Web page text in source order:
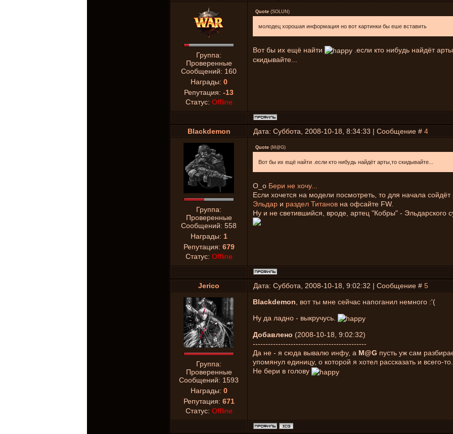
Группа:
Проверенные
Сообщений: 160
Награды: 0
Репутация: -13
Статус: Offline
Quote (SOLUN )
молодец хорошая информация но вот картинки бы еше вставить
Вот бы их ещё найти
.если кто нибудь найдёт
скидывайте...
Blackdemon Дата: Суббота, 2008-10-18, 8:34:33 | Сообщение # 4
Группа:
Проверенные
Сообщений: 558
Награды: 1
Репутация: 679
Статус: Offline
Quote (M@G)
Вот бы их ещё найти .если кто нибудь найдёт арты,то скидывайте...
О_о Бери не хочу...
Если хочется на модели посмотреть, то для начала сойдёт
Эльдар и раздел Титанов на офсайте FW.
Ну и не светившийся, вроде, артец "Кобры" - Эльдарского
Jerico Дата: Суббота, 2008-10-18, 9:02:32 | Сообщение # 5
Группа:
Проверенные
Сообщений: 1593
Награды: 0
Репутация: 671
Статус: Offline
Blackdemon , вот ты мне сейчас напоганил немного :'(
Ну да ладно - выкручусь.
Добавлено (2008-10-18, 9:02:32)
---------------------------------------------
Да не - я сюда вывалю инфу, а M@G пусть уж сам
упомянул единицу, о которой я хотел рассказать и всего-то.
Не бери в голову